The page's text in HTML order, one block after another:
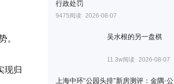
行政处罚
9475阅读 2026-08-07
吴水根的另一盘棋
11.3w阅读 2026-08-07
上海中环“公园头排”新房测评：金隅·公
。
现归